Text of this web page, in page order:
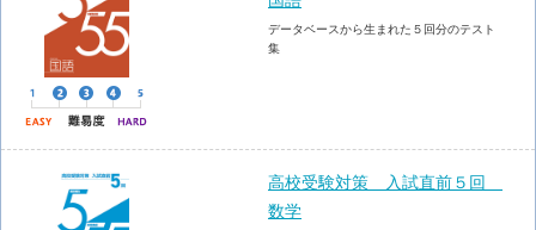
データベースから生まれた５回分のテスト
集
高校受験対策 入試直前５回
数学